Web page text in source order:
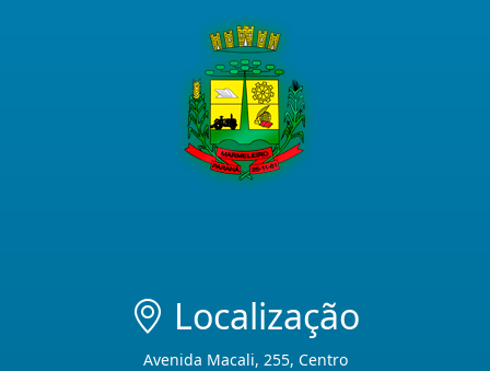
Localização
Avenida Macali, 255, Centro